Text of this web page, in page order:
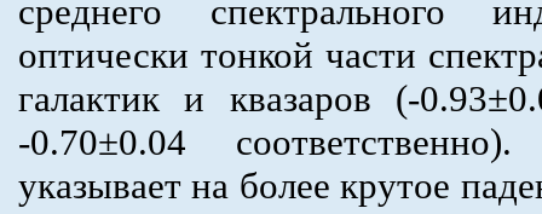
среднего спектрального
оптически тонкой части
галактик и квазаров (-
-0.70±0.04
указывает на более крутое